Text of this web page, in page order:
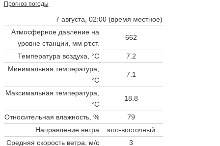
Прогноз погоды
7 августа, 02:00 (время местное)
Атмосферное давление на
уровне станции, мм рт.ст.
662
Температура воздуха, °C
7.2
Минимальная температура,
°C
7.1
Максимальная температура,
°C
18.8
Относительная влажность, %
79
Направление ветра
юго-восточный
Средняя скорость ветра, м/с
3